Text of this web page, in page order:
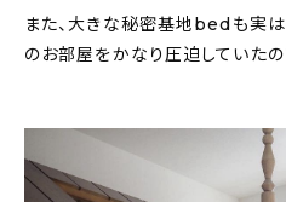
また、大きな秘密基地bedも実は
のお部屋をかなり圧迫していたの